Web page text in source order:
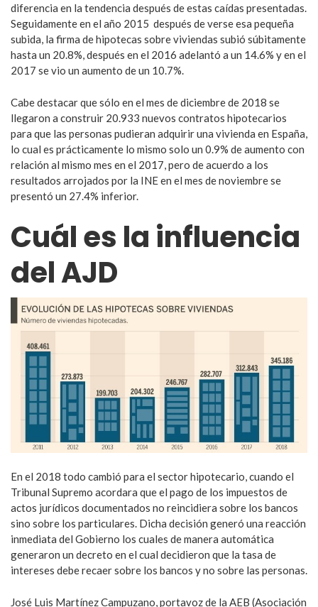
diferencia en la tendencia después de estas caídas presentadas.
Seguidamente en el año 2015 después de verse esa pequeña
subida, la firma de hipotecas sobre viviendas subió súbitamente
hasta un 20.8%, después en el 2016 adelantó a un 14.6% y en el
2017 se vio un aumento de un 10.7%.
Cabe destacar que sólo en el mes de diciembre de 2018 se
llegaron a construir 20.933 nuevos contratos hipotecarios
para que las personas pudieran adquirir una vivienda en España,
lo cual es prácticamente lo mismo solo un 0.9% de aumento con
relación al mismo mes en el 2017, pero de acuerdo a los
resultados arrojados por la INE en el mes de noviembre se
presentó un 27.4% inferior.
Cuál es la influencia
del AJD
En el 2018 todo cambió para el sector hipotecario, cuando el
Tribunal Supremo acordara que el pago de los impuestos de
actos jurídicos documentados no reincidiera sobre los bancos
sino sobre los particulares. Dicha decisión generó una reacción
inmediata del Gobierno los cuales de manera automática
generaron un decreto en el cual decidieron que la tasa de
intereses debe recaer sobre los bancos y no sobre las personas.
José Luis Martínez Campuzano, portavoz de la AEB (Asociación